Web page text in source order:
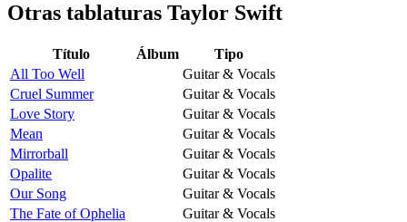
Otras tablaturas Taylor Swift
Título Álbum
Tipo
All Too Well
Guitar & Vocals
Cruel Summer
Guitar & Vocals
Love Story
Guitar & Vocals
Mean
Guitar & Vocals
Mirrorball
Guitar & Vocals
Opalite
Guitar & Vocals
Our Song
Guitar & Vocals
The Fate of Ophelia
Guitar & Vocals